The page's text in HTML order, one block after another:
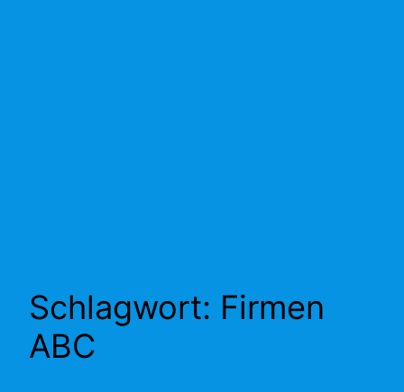
Schlagwort: Firmen
ABC